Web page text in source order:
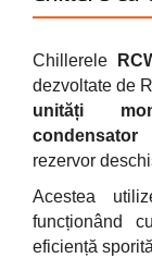
Chillerele
dezvoltate de
unități
rezervor
Acestea
funcționând
eficiență